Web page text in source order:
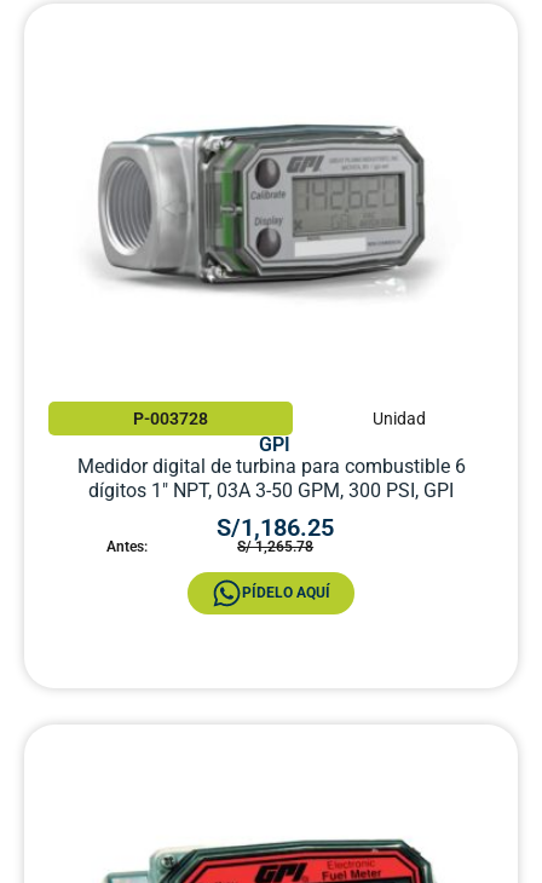
P-003728 Unidad
GPI
Medidor digital de turbina para combustible 6
dígitos 1″ NPT, 03A 3-50 GPM, 300 PSI, GPI
S/1,186.25
Antes: S/ 1,265.78
PÍDELO AQUÍ